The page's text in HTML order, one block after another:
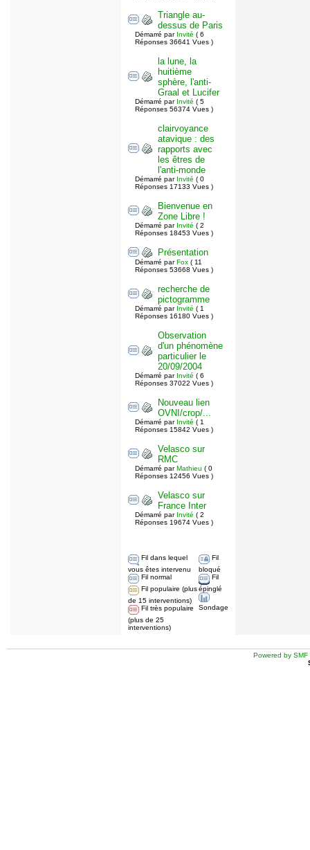
Triangle au-
dessus de Paris
Démarré par Invité ( 6
Réponses 36641 Vues )
la lune, la
huitième
sphère, l'anti-
Graal et Lucifer
Démarré par Invité ( 5
Réponses 56374 Vues )
clairvoyance
atavique : des
rapports avec
les êtres de
l'anti-monde
Démarré par Invité ( 0
Réponses 17133 Vues )
Bienvenue en
Zone Libre !
Démarré par Invité ( 2
Réponses 18453 Vues )
Présentation
Démarré parFox ( 11
Réponses 53668 Vues )
recherche de
pictogramme
Démarré par Invité ( 1
Réponses 16180 Vues )
Observation
d'un phénomène
particulier le
20/09/2004
Démarré par Invité ( 6
Réponses 37022 Vues )
Nouveau lien
OVNI/crop/...
Démarré par Invité ( 1
Réponses 15842 Vues )
Velasco sur
RMC
Démarré parMathieu ( 0
Réponses 12456 Vues )
Velasco sur
France Inter
Démarré par Invité ( 2
Réponses 19674 Vues )
Fil dans lequel
vous êtes intervenu
Fil normal
Fil populaire (plus
de 15 interventions)
Fil très populaire
(plus de 25
interventions)
Fil
bloqué
Fil
épinglé
Sondage
Powered by SMF